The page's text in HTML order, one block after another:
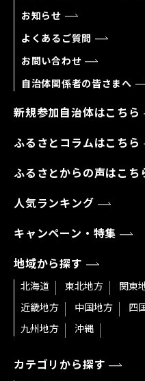
お知らせ
よくあるご質問
お問い合わせ
自治体関係者の皆さまへ
新規参加自治体はこちら
ふるさとコラムはこちら
ふるさとからの声はこち
人気ランキング
キャンペーン・特集
地域から探す
北海道 東北地方 関東
近畿地方
中国地方
四
九州地方
沖縄
カテゴリから探す